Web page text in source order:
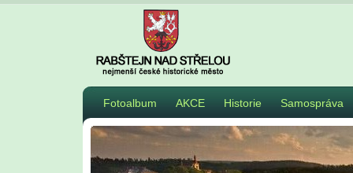
Fotoalbum AKCE Historie Samospráva